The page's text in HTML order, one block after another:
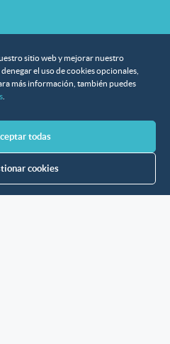
sitio web y mejorar nuestro
el uso de cookies opcionales,
más información, también puedes
todas
cookies